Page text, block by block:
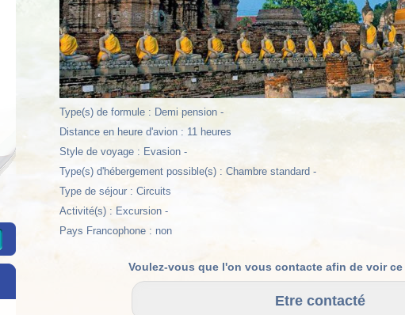
Type(s) de formule : Demi pension -
Distance en heure d'avion : 11 heures
Style de voyage : Evasion -
Type(s) d'hébergement possible(s) : Chambre standard -
Type de séjour : Circuits
Activité(s) : Excursion -
Pays Francophone : non
Voulez-vous que l'on vous contacte afin de voir